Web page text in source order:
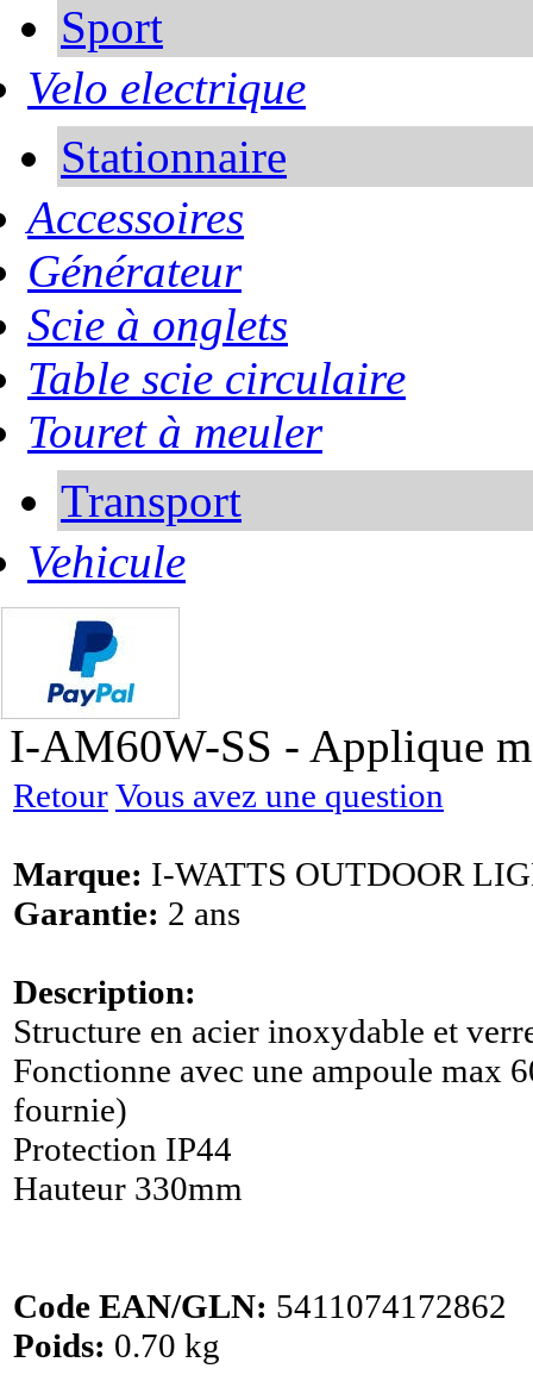
Sport
Velo electrique
Stationnaire
Accessoires
Générateur
Scie à onglets
Table scie circulaire
Touret à meuler
Transport
Vehicule
I-AM60W-SS - Applique
RetourVous avez une question
Marque: I-WATTS OUTDOOR
Garantie: 2 ans
Description:
Structure en acier inoxydable et
Fonctionne avec une ampoule max
fournie)
Protection IP44
Hauteur 330mm
Code EAN/GLN: 5411074172862
Poids: 0.70 kg